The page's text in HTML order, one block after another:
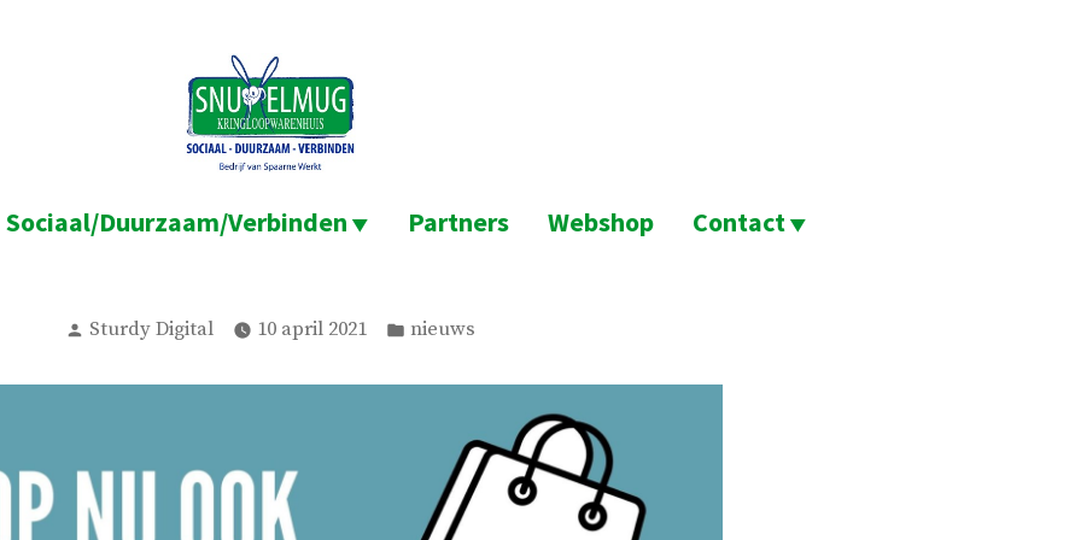
Sociaal/Duurzaam/Verbinden Partners Webshop Contact
Geplaatst
Sturdy Digital 10 april 2021
Geplaatst
nieuws